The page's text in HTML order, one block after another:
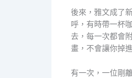
後來，雅文成了
呼，有時帶一杯
去，每一次都會
畫，不會讓你掉
有一次，一位剛